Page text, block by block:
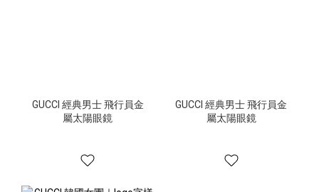
GUCCI 經典男士 飛行員金
屬太陽眼鏡
GUCCI 經典男士 飛行員金
屬太陽眼鏡